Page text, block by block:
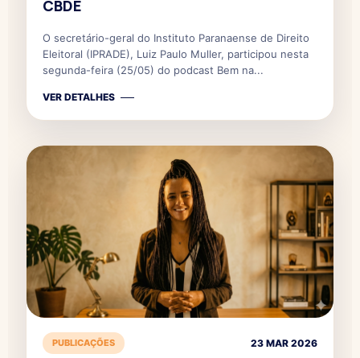
CBDE
O secretário-geral do Instituto Paranaense de Direito
Eleitoral (IPRADE), Luiz Paulo Muller, participou nesta
segunda-feira (25/05) do podcast Bem na...
VER DETALHES
PUBLICAÇÕES 23 MAR 2026